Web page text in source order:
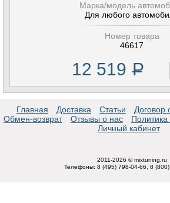
Марка/модель
Для любого
Номер товара
46617
12 519 Р
Главная Доставка Статьи Договор
Обмен-возврат
Отзывы о нас
Личный кабинет
2011-2026 © mixtuning.ru
Телефоны: 8 (495) 798-04-66, 8